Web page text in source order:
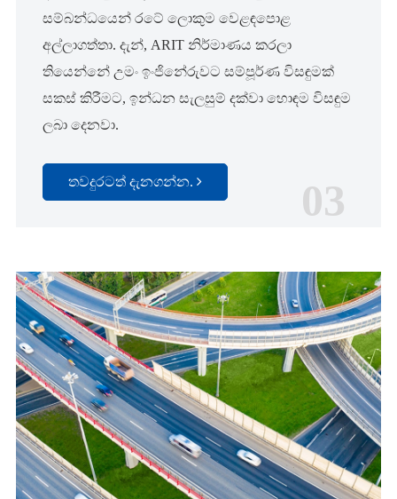
සම්බන්ධයෙන් රටේ ලොකුම වෙළඳපොළ
අල්ලාගත්තා. දැන්, ARIT නිර්මාණය කරලා
තියෙන්නේ උමං ඉංජිනේරුවට සම්පූර්ණ විසඳුමක්
සකස් කිරීමට, ඉන්ධන සැලසුම් දක්වා හොඳම විසඳුම
ලබා දෙනවා.
තවදුරටත් දැනගන්න. 03